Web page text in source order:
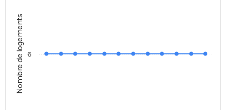
Nombre de logements 6